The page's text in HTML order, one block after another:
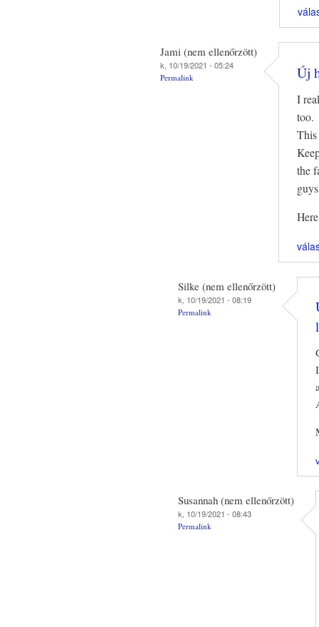
Jami (nem ellenőrzött)
k, 10/19/2021 - 05:24
Permalink Új
I
too.
the
Silke (nem ellenőrzött)
k, 10/19/2021 - 08:19
Permalink
Susannah (nem ellenőrzött)
k, 10/19/2021 - 08:43
Permalink